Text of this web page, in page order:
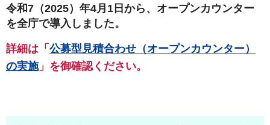
令和7（2025）年4月1日から、オープンカウンター
を全庁で導入しました。
詳細は「 公募型見積合わせ（オープンカウンター）
の実施」を御確認ください。